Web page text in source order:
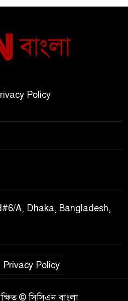
বাংলাদেশ ও কুয়েত: সেনাপ্রধান এবং
পররাষ্ট্রমন্ত্রীর সৌজন্য সাক্ষাৎ
পুলিশ মহাপরিদর্শক
এর জ্বালানি প্রশিক্ষণ
হারুন: মিস মাল্টিন্যাশনাল
Policy
A, Dhaka, Bangladesh,
Privacy Policy
© সিসিএন বাংলা